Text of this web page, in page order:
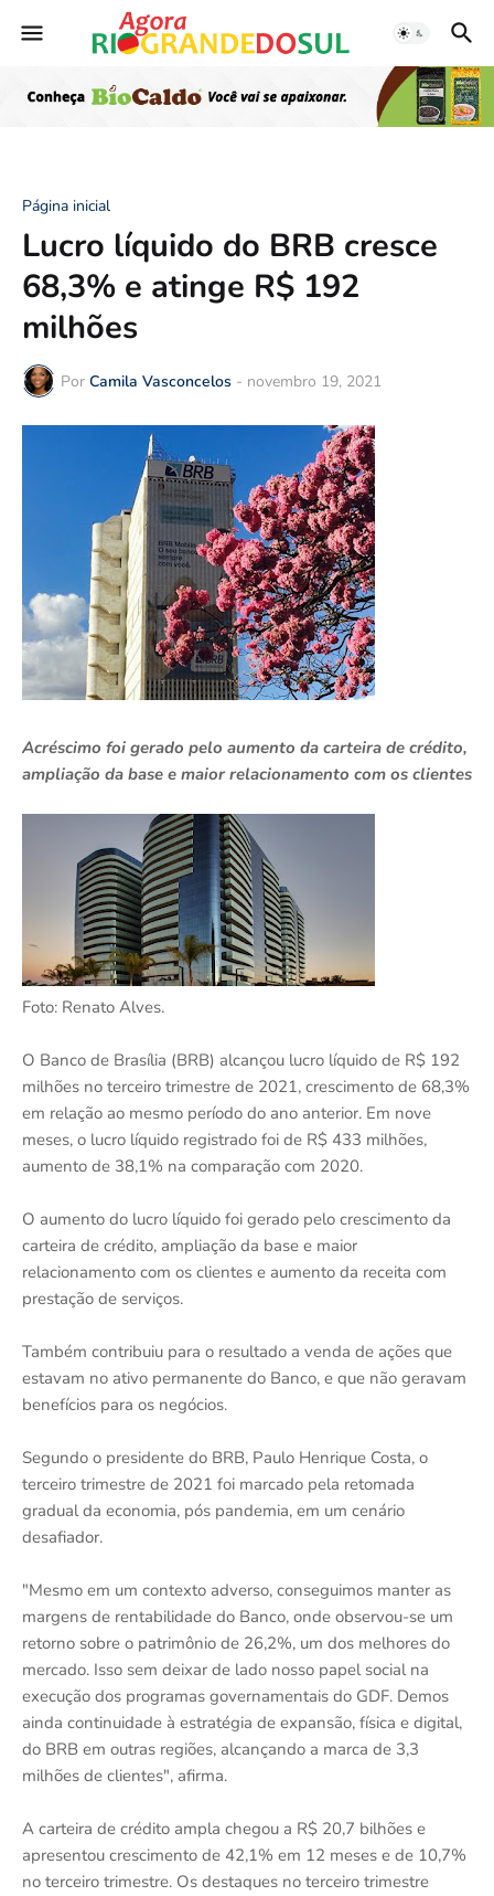
Página inicial
Lucro líquido do BRB cresce
68,3% e atinge R$ 192
milhões
Por Camila Vasconcelos - novembro 19, 2021
Acréscimo foi gerado pelo aumento da carteira de crédito,
ampliação da base e maior relacionamento com os clientes
Foto: Renato Alves.
O Banco de Brasília (BRB) alcançou lucro líquido de R$ 192
milhões no terceiro trimestre de 2021, crescimento de 68,3%
em relação ao mesmo período do ano anterior. Em nove
meses, o lucro líquido registrado foi de R$ 433 milhões,
aumento de 38,1% na comparação com 2020.
O aumento do lucro líquido foi gerado pelo crescimento da
carteira de crédito, ampliação da base e maior
relacionamento com os clientes e aumento da receita com
prestação de serviços.
Também contribuiu para o resultado a venda de ações que
estavam no ativo permanente do Banco, e que não geravam
benefícios para os negócios.
Segundo o presidente do BRB, Paulo Henrique Costa, o
terceiro trimestre de 2021 foi marcado pela retomada
gradual da economia, pós pandemia, em um cenário
desafiador.
"Mesmo em um contexto adverso, conseguimos manter as
margens de rentabilidade do Banco, onde observou-se um
retorno sobre o patrimônio de 26,2%, um dos melhores do
mercado. Isso sem deixar de lado nosso papel social na
execução dos programas governamentais do GDF. Demos
ainda continuidade à estratégia de expansão, física e digital,
do BRB em outras regiões, alcançando a marca de 3,3
milhões de clientes", afirma.
A carteira de crédito ampla chegou a R$ 20,7 bilhões e
apresentou crescimento de 42,1% em 12 meses e de 10,7%
no terceiro trimestre. Os destaques no terceiro trimestre